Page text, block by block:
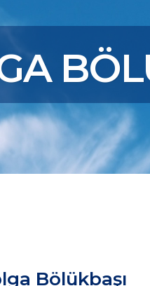
Bölükbaşı